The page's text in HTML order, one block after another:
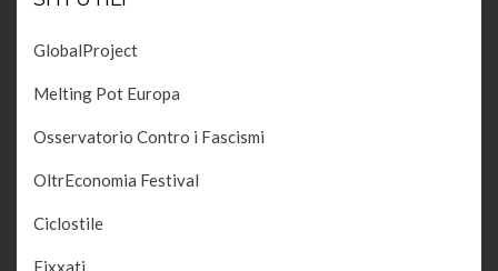
GlobalProject
Melting Pot Europa
Osservatorio Contro i Fascismi
OltrEconomia Festival
Ciclostile